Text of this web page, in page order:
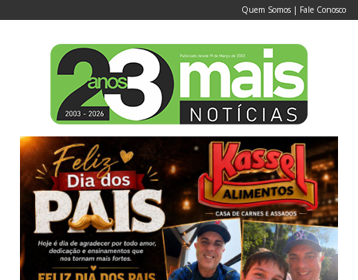
Quem Somos | Fale Conosco